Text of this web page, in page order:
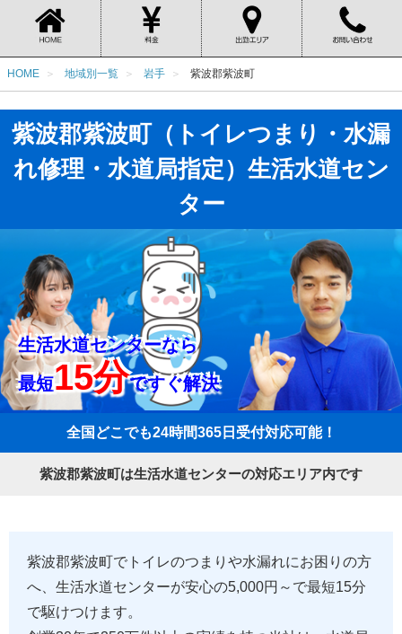
HOME 地域別一覧 岩手 紫波郡紫波町
紫波郡紫波町（トイレつまり・水漏
れ修理・水道局指定）生活水道セン
ター
生活水道センターなら
最短15分ですぐ解決
全国どこでも24時間365日受付対応可能！
紫波郡紫波町は生活水道センターの対応エリア内です
紫波郡紫波町でトイレのつまりや水漏れにお困りの方
へ、生活水道センターが安心の5,000円～で最短15分
で駆けつけます。